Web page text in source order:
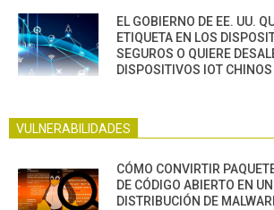
EL GOBIERNO DE EE. UU.
ETIQUETA EN LOS
SEGUROS O QUIERE
DISPOSITIVOS IOT CHINOS
VULNERABILIDADES
CÓMO CONVIRTIR
DE CÓDIGO ABIERTO EN
DISTRIBUCIÓN DE